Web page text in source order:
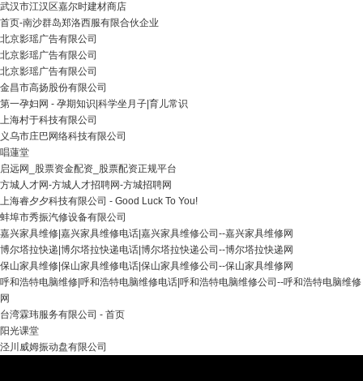
武汉市江汉区嘉尔时建材商店
首页-南沙群岛郑洛西服有限合伙企业
北京影瑶广告有限公司
北京影瑶广告有限公司
北京影瑶广告有限公司
金昌市高扬股份有限公司
第一孕妇网 - 孕期知识|科学坐月子|育儿常识
上海村于科技有限公司
义乌市庄巴网络科技有限公司
唱蓮堂
启远网_股票资金配资_股票配资正规平台
方城人才网-方城人才招聘网-方城招聘网
上海睿夕夕科技有限公司 - Good Luck To You!
蚌埠市秀振汽修设备有限公司
嘉兴家具维修|嘉兴家具维修电话|嘉兴家具维修公司--嘉兴家具维修网
博尔塔拉快递|博尔塔拉快递电话|博尔塔拉快递公司--博尔塔拉快递网
保山家具维修|保山家具维修电话|保山家具维修公司--保山家具维修网
呼和浩特电脑维修|呼和浩特电脑维修电话|呼和浩特电脑维修公司--呼和浩特电脑维修
网
台湾霖玮服务有限公司 - 首页
阳光课堂
泾川威姆振动盘有限公司